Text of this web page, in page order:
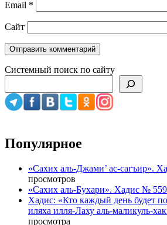
Email *
Сайт
Системный поиск по сайту
Популярное
«Сахих аль-Джами’ ас-сагъир».
просмотров
«Сахих аль-Бухари». Хадис №
Хадис: «Кто каждый день будет
иляха илля-Лаху аль-маликуль-
просмотра